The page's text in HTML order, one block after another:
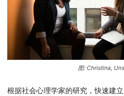
图: Christina,
根据社会心理学家的研究，快速建